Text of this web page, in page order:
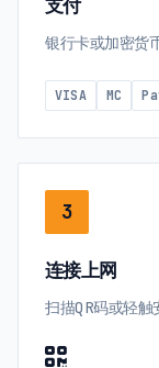
支付
银行卡或加密货
VISA MC
3
连接上网
扫描QR码或轻触